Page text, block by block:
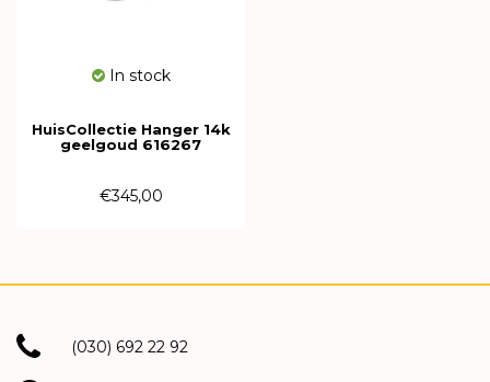
In stock
HuisCollectie Hanger 14k
geelgoud 616267
€345,00
(030) 692 22 92